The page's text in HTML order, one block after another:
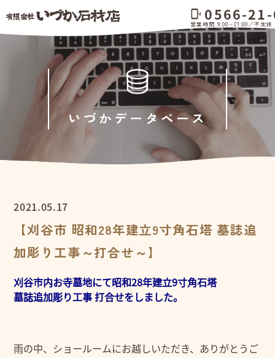
いづかデータベース
2021.05.17
【刈谷市 昭和28年建立9寸角石塔 墓誌追
加彫り工事～打合せ～】
刈谷市内お寺墓地にて昭和28年建立9寸角石塔
墓誌追加彫り工事 打合せをしました。
雨の中、ショールームにお越しいただき、ありがとうご
phonelink_ring 0566-
営業時間 9:00～21:00／不定休